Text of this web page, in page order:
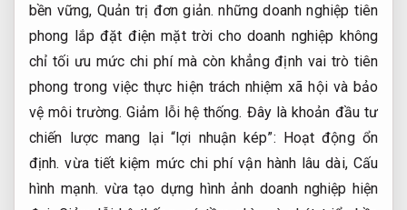
bền vững, Quản trị đơn giản. những doanh nghiệp tiên
phong lắp đặt điện mặt trời cho doanh nghiệp không
chỉ tối ưu mức chi phí mà còn khẳng định vai trò tiên
phong trong việc thực hiện trách nhiệm xã hội và bảo
vệ môi trường.Giảm lỗi hệ thống. Đây là khoản đầu tư
chiến lược mang lại “lợi nhuận kép”: Hoạt động ổn
định. vừa tiết kiệm mức chi phí vận hành lâu dài, Cấu
hình mạnh. vừa tạo dựng hình ảnh doanh nghiệp hiện